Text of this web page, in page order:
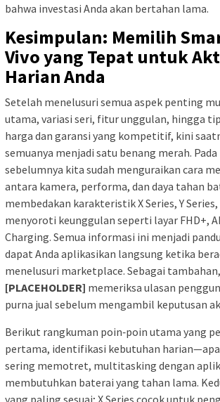
bahwa investasi Anda akan bertahan lama.
Kesimpulan: Memilih
Vivo yang Tepat untuk
Harian Anda
Setelah menelusuri semua aspek penting
utama, variasi seri, fitur unggulan, hingga
harga dan garansi yang kompetitif, kini
semuanya menjadi satu benang merah.
sebelumnya kita sudah menguraikan cara
antara kamera, performa, dan daya tahan
membedakan karakteristik X Series, Y Series,
menyoroti keunggulan seperti layar FHD+,
Charging. Semua informasi ini menjadi
dapat Anda aplikasikan langsung ketika
menelusuri marketplace. Sebagai
[PLACEHOLDER] memeriksa ulasan
purna jual sebelum mengambil keputusan
Berikut rangkuman poin‑poin utama yang
pertama, identifikasi kebutuhan
sering memotret, multitasking dengan
membutuhkan baterai yang tahan lama.